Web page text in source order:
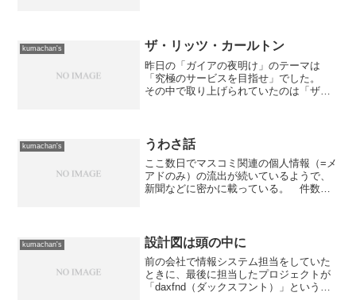
ましたが...それにし...
kumachan's ザ・リッツ・カールトン
昨日の「ガイアの夜明け」のテーマは
「究極のサービスを目指せ」でした。
その中で取り上げられていたのは「ザ・
客個人というものを中心に考...
kumachan's うわさ話
ここ数日でマスコミ関連の個人情報（=メ
アドのみ）の流出が続いているようで、
新聞などに密かに載っている。 件数的
が流出したそ...
kumachan's 設計図は頭の中に
前の会社で情報システム担当をしていた
ときに、最後に担当したプロジェクトが
「daxfnd（ダックスフント）」という適